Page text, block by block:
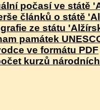
počasí ve státě
článků o státě
ze státu
památek
ve formátu PDF
kurzů